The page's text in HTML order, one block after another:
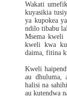
Wakati
kuyasikia
ya kupokea
ndilo tibabu
Msema kweli
kweli kwa
daima, fitina
Kweli
au dhuluma,
halisi na
au kutendwa